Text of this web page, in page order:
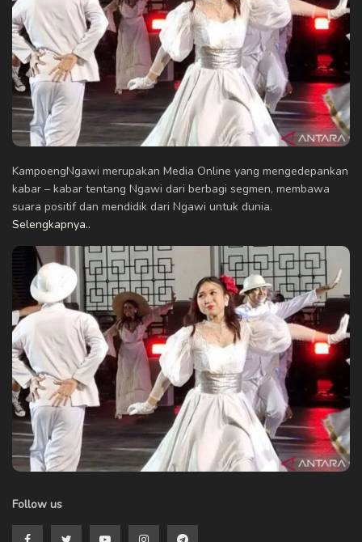
KampoengNgawi merupakan Media Online yang mengedepankan
kabar – kabar tentang Ngawi dari berbagi segmen, membawa
suara positif dan mendidik dari Ngawi untuk dunia.
Selengkapnya..
Follow us